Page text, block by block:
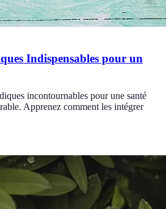
Indispensables pour un
incontournables pour une santé
Apprenez comment les intégrer